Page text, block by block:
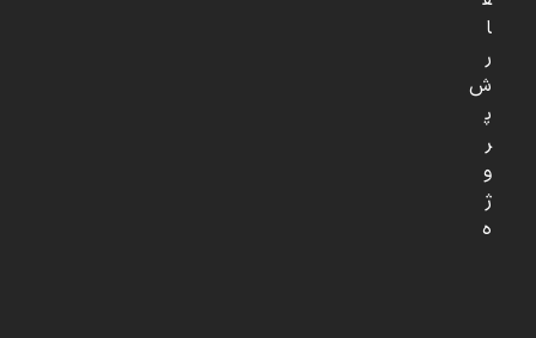
ا
ر
ش
پ
ر
و
ژ
ه